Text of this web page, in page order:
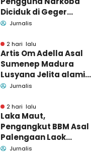
Diciduk di Geger
Bangkalan, Polisi Masih
Barang Bukti
Jurnalis
2 hari lalu
Artis Om Adella Asal
Sumenep Madura
Lusyana Jelita alami
kecelakaan di Wonogiri
Jurnalis
2 hari lalu
Laka Maut,
Pengangkut BBM Asal
Palengaan Laok
Pamekasan Meninggal
Jurnalis